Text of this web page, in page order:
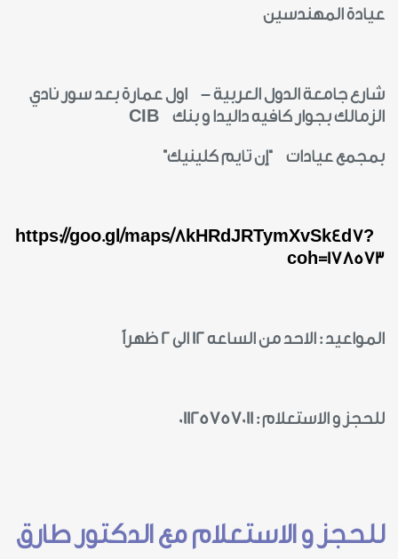
عيادة المهندسين
شارع جامعة الدول العربية – اول عمارة بعد سور نادي
الزمالك بجوار كافيه داليدا و بنك
CIB
بمجمع عيادات “إن تايم كلينيك”
https://goo.gl/maps/8kHRdJRTymXvSk4d7?
coh=178573
المواعيد : الاحد من الساعه 12 الى 2 ظهراً
للحجز و الاستعلام : 01125757011
للحجز و الاستعلام مع الدكتور طارق